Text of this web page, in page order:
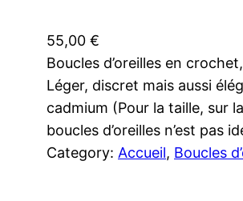
55,00 €
Boucles d’oreilles en
Léger, discret mais aussi
cadmium (Pour la taille, sur
boucles d’oreilles n’est pas
Category: Accueil, Boucles